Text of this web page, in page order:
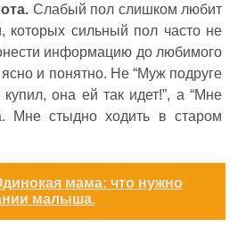
Слабый пол слишком любит
которых сильный пол часто не
информацию до любимого
и понятно. Не “Муж подруге
она ей так идет!”, а “Мне
Мне стыдно ходить в старом
мама: что нужно
малыша.